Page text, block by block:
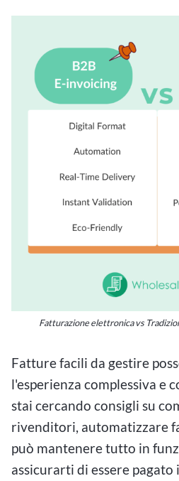
Fatturazione elettronica vs
Fatture facili da gestire
l'esperienza complessiva e
stai cercando consigli su
rivenditori, automatizzare
può mantenere tutto in
assicurarti di essere pagato